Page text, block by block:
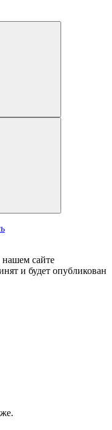
сайте
и будет опубликован